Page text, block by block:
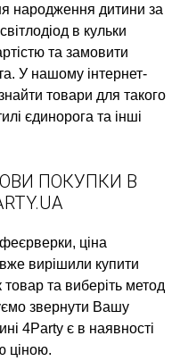
народження дитини за
світлодіод в кульки
та замовити
У нашому інтернет-
товари для такого
єдинорога та інші
ПОКУПКИ В
ціна
вирішили купити
та виберіть метод
звернути Вашу
4Party є в наявності
ціною.